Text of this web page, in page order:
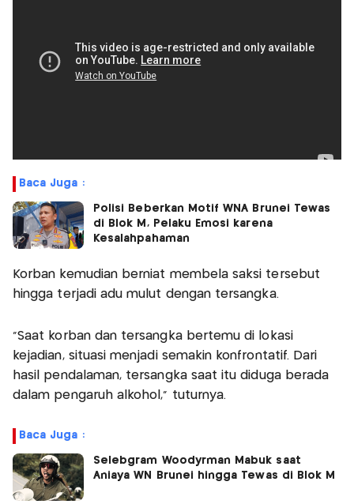
Baca Juga :
Polisi Beberkan Motif WNA Brunei Tewas
di Blok M, Pelaku Emosi karena
Kesalahpahaman
Korban kemudian berniat membela saksi tersebut
hingga terjadi adu mulut dengan tersangka.
"Saat korban dan tersangka bertemu di lokasi
kejadian, situasi menjadi semakin konfrontatif. Dari
hasil pendalaman, tersangka saat itu diduga berada
dalam pengaruh alkohol," tuturnya.
Baca Juga :
Selebgram Woodyrman Mabuk saat
Aniaya WN Brunei hingga Tewas di Blok M